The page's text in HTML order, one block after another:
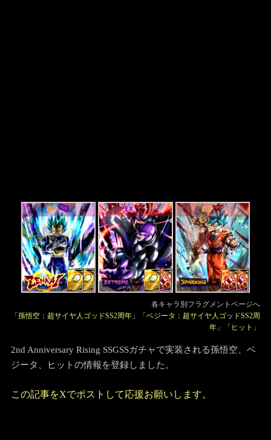
SP EX SP
各キャラ別フラグメントページへ
「孫悟空：超サイヤ人ゴッドSS2周年 」「ベジータ：超サイヤ人ゴッドSS2周
年 」「 ヒット 」
2nd Anniversary Rising SSGSSガチャで実装される孫悟空、ベ
ジータ、ヒットの情報を登録しました。
この記事をXでポストして応援お願いします。